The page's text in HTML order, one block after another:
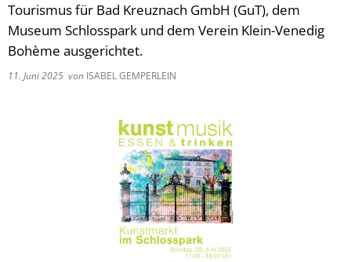
Tourismus für Bad Kreuznach GmbH (GuT), dem
Museum Schlosspark und dem Verein Klein-Venedig
Bohème ausgerichtet.
11. Juni 2025 von ISABEL GEMPERLEIN